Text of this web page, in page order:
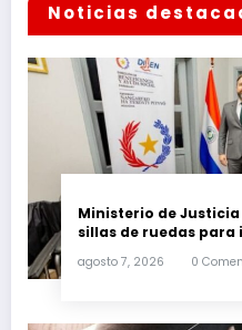
Noticias
Ministerio de
sillas de ruedas
agosto 7, 2026 0